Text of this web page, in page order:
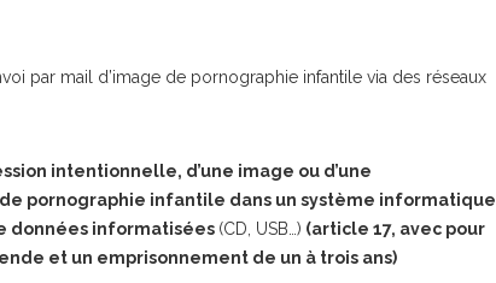
par mail d’image de pornographie infantile via des réseaux
intentionnelle, d’une image ou d’une
pornographie infantile dans un système informatique
données informatisées (CD, USB…) (article 17, avec pour
et un emprisonnement de un à trois ans)